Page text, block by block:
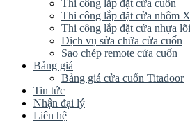
Thi công lắp đặt cửa cuốn
Thi công lắp đặt cửa nhôm
Thi công lắp đặt cửa nhựa
Dịch vụ sửa chữa cửa cuốn
Sao chép remote cửa cuốn
Bảng giá
Bảng giá cửa cuốn Titadoor
Tin tức
Nhận đại lý
Liên hệ